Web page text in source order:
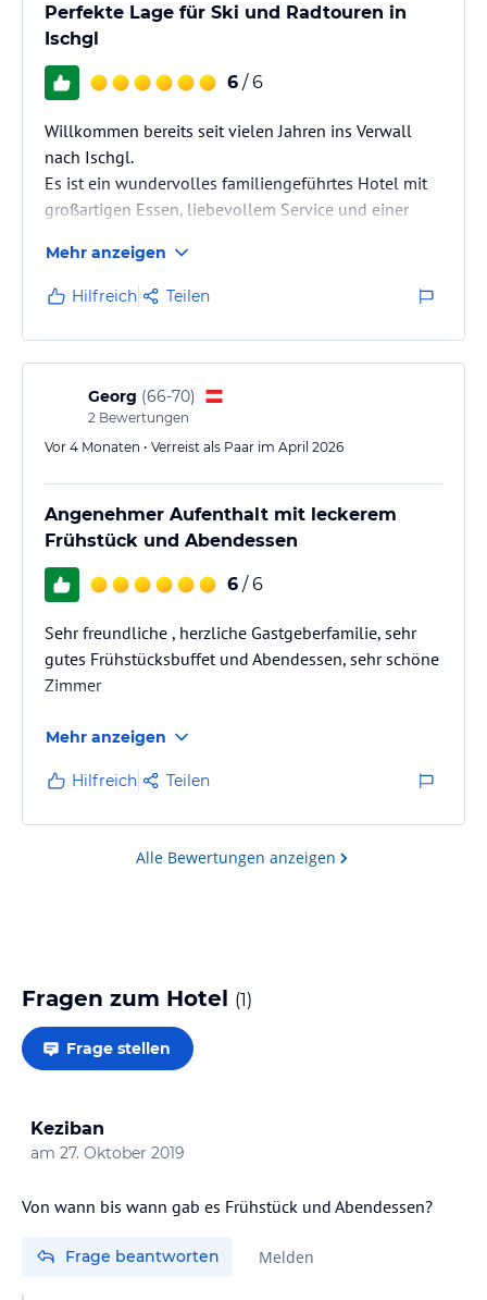
Perfekte Lage für Ski und Radtouren in
Ischgl
6 / 6
Willkommen bereits seit vielen Jahren ins Verwall
nach Ischgl.
Es ist ein wundervolles familiengeführtes Hotel mit
großartigen Essen, liebevollem Service und einer
Mehr anzeigen
Hilfreich Teilen
Georg (66-70)
2 Bewertungen
Vor 4 Monaten • Verreist als Paar im April 2026
Angenehmer Aufenthalt mit leckerem
Frühstück und Abendessen
6 / 6
Sehr freundliche , herzliche Gastgeberfamilie, sehr
gutes Frühstücksbuffet und Abendessen, sehr schöne
Zimmer
Mehr anzeigen
Hilfreich Teilen
Alle Bewertungen anzeigen
Fragen zum Hotel (1)
Frage stellen
Keziban
am 27. Oktober 2019
Von wann bis wann gab es Frühstück und Abendessen?
Frage beantworten Melden